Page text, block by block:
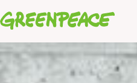
Greenpeace